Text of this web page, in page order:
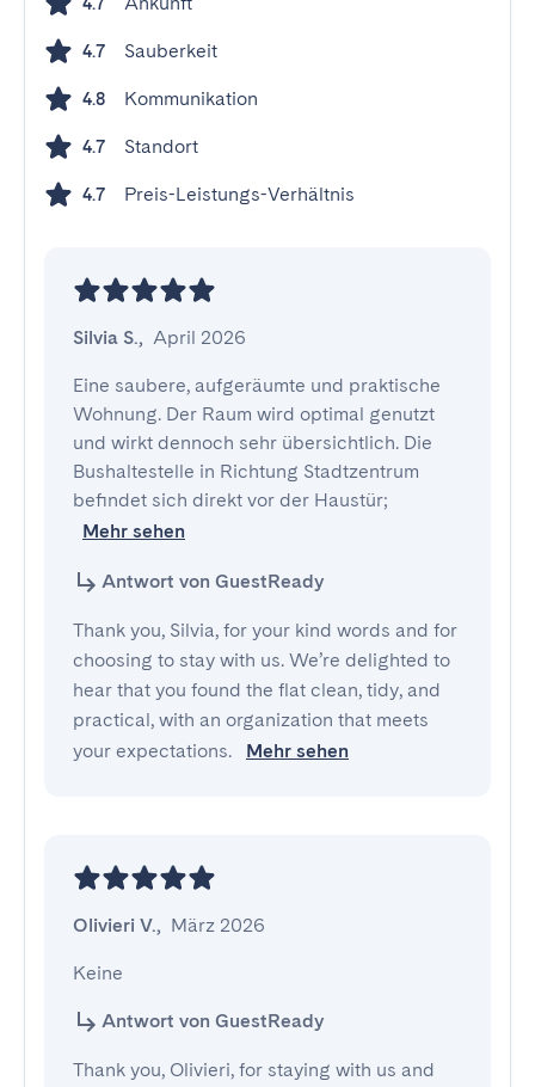
4.7 Sauberkeit
4.8 Kommunikation
4.7 Standort
4.7 Preis-Leistungs-Verhältnis
Silvia S., April 2026
Eine saubere, aufgeräumte und praktische
Wohnung. Der Raum wird optimal genutzt
und wirkt dennoch sehr übersichtlich. Die
Bushaltestelle in Richtung Stadtzentrum
befindet sich direkt vor der Haustür;
Mehr sehen
Antwort von GuestReady
Thank you, Silvia, for your kind words and for
choosing to stay with us. We’re delighted to
hear that you found the flat clean, tidy, and
practical, with an organization that meets
your expectations.
Mehr sehen
Olivieri V., März 2026
Keine
Antwort von GuestReady
Thank you, Olivieri, for staying with us and